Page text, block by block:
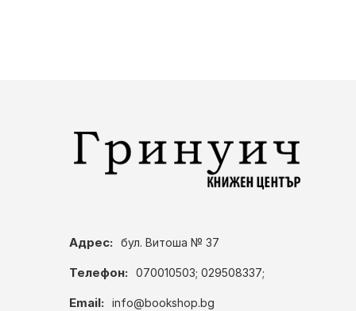
Адрес: бул. Витоша № 37
Телефон: 070010503; 029508337;
Email: info@bookshop.bg